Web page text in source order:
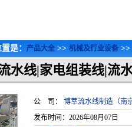
是： 产品大全 >> 机械及行业设备 >>
水线|家电组装线|流
公 司： 博萃流水线制造（南
发布时间：2026年08月07日